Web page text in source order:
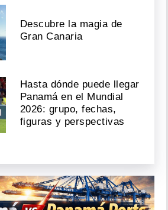
Descubre la magia de
Gran Canaria
Hasta dónde puede llegar
Panamá en el Mundial
2026: grupo, fechas,
figuras y perspectivas